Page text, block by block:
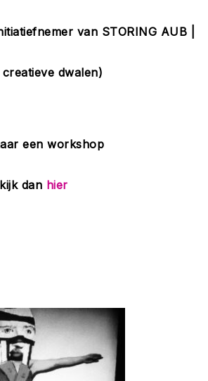
van STORING AUB |
dwalen)
een workshop
dan hier